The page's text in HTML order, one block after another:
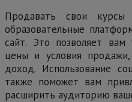
Продавать свои
образовательные
сайт. Это позволяет вам
цены и условия
доход. Использование
также поможет вам
расширить аудиторию